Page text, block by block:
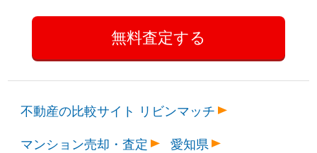
不動産の比較サイト リビンマッチ
マンション売却・査定
愛知県